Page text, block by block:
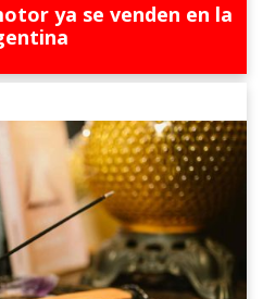
ya se venden en la